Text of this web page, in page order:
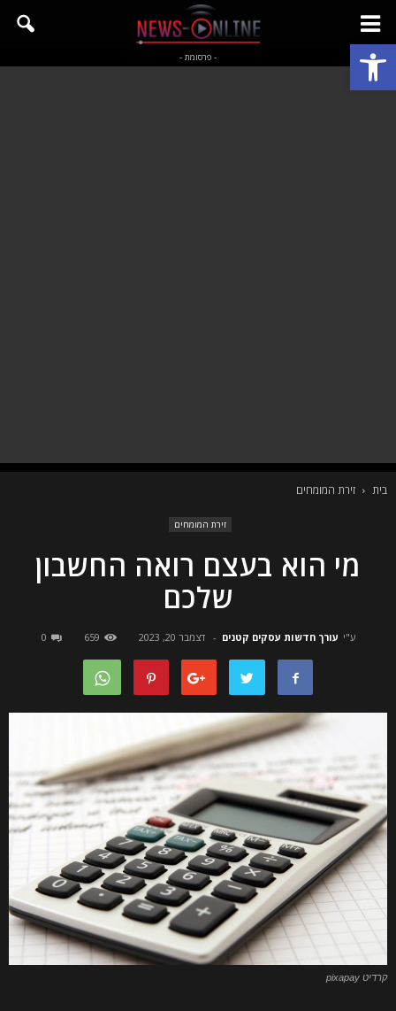
פתח סרגל נגישות - פרסומת -
בית זירת המומחים
זירת המומחים
מי הוא בעצם רואה החשבון
שלכם
ע"י עורך חדשות עסקים קטנים - דצמבר 20, 2023 659
0
קרדיט pixapay